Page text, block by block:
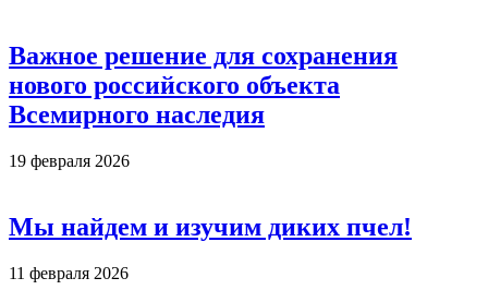
Важное решение для сохранения
нового российского объекта
Всемирного наследия
19 февраля 2026
Мы найдем и изучим диких пчел!
11 февраля 2026